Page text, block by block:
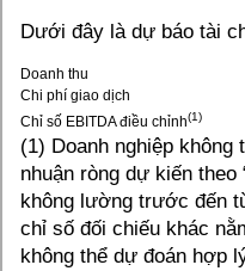
Dưới đây là dự báo tài
Doanh thu
Chi phí giao dịch
Chỉ số EBITDA điều chỉnh(1)
(1) Doanh nghiệp
nhuận ròng dự kiến theo
không lường trước đến
chỉ số đối chiếu khác
không thể dự đoán hợp